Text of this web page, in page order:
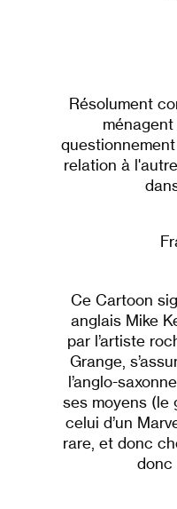
Résolument
relation à
Ce Cartoon
anglais Mike
par l’artiste
Grange,
l’anglo-
ses moyens (le
celui d’un
rare, et donc
donc